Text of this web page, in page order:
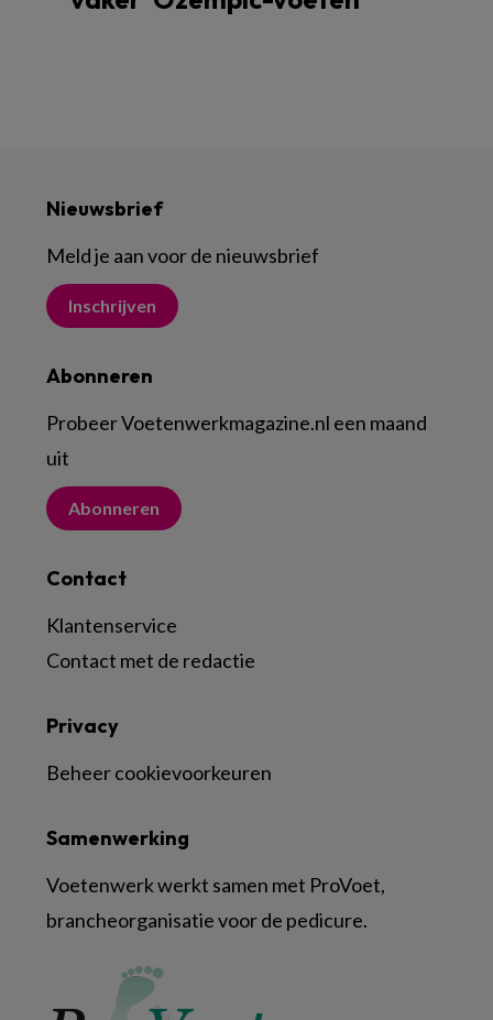
Nieuwsbrief
Meld je aan voor de nieuwsbrief
Inschrijven
Abonneren
Probeer Voetenwerkmagazine.nl een maand
uit
Abonneren
Contact
Klantenservice
Contact met de redactie
Samenwerking
Voetenwerk werkt samen met ProVoet,
brancheorganisatie voor de pedicure.
Privacy
Beheer cookievoorkeuren